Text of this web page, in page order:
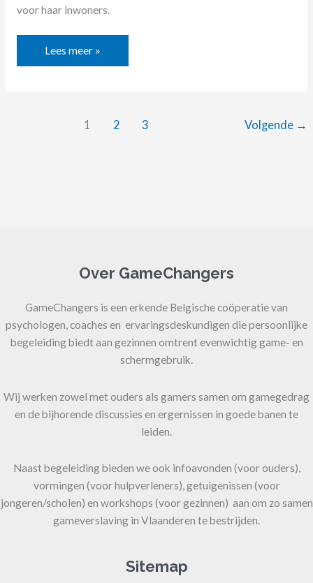
voor haar inwoners.
Lees meer »
1 2 3 Volgende →
Over GameChangers
GameChangers is een erkende Belgische coöperatie van
psychologen, coaches en ervaringsdeskundigen die persoonlijke
begeleiding biedt aan gezinnen omtrent evenwichtig game- en
schermgebruik.
Wij werken zowel met ouders als gamers samen om gamegedrag
en de bijhorende discussies en ergernissen in goede banen te
leiden.
Naast begeleiding bieden we ook infoavonden (voor ouders),
vormingen (voor hulpverleners), getuigenissen (voor
jongeren/scholen) en workshops (voor gezinnen) aan om zo samen
gameverslaving in Vlaanderen te bestrijden.
Sitemap